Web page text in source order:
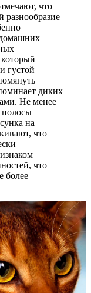
что
разнообразие
который
густой
диких
Не менее
полосы
на
что
что
более